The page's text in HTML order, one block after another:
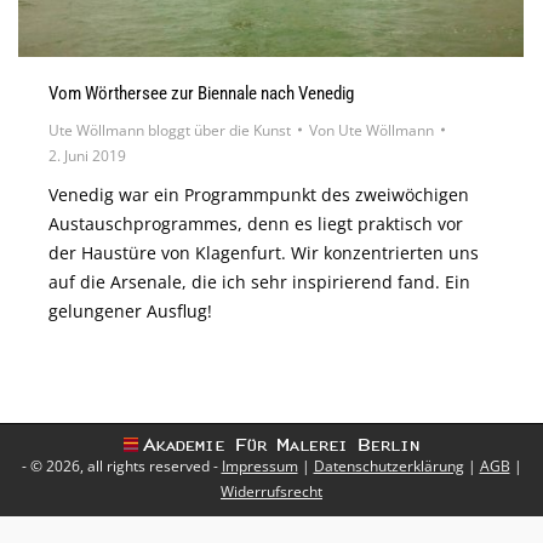
Vom Wörthersee zur Biennale nach Venedig
Ute Wöllmann bloggt über die Kunst Von Ute Wöllmann
2. Juni 2019
Venedig war ein Programmpunkt des zweiwöchigen
Austauschprogrammes, denn es liegt praktisch vor
der Haustüre von Klagenfurt. Wir konzentrierten uns
auf die Arsenale, die ich sehr inspirierend fand. Ein
gelungener Ausflug!
- © 2026, all rights reserved - Impressum| Datenschutzerklärung| AGB |
Widerrufsrecht